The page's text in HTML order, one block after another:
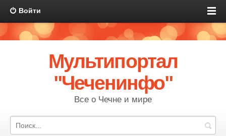
Войти
Мультипортал
"Чеченинфо"
Все о Чечне и мире